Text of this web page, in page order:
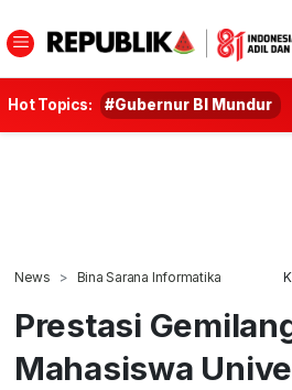
Hot Topics: #Gubernur BI Mundur
News Bina Sarana Informatika
Prestasi
Mahasiswa